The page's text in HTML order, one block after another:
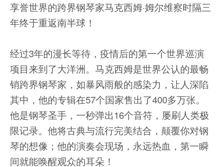
享誉世界的跨界钢琴家马克西姆·姆尔维察时隔三
年终于重返南半球！
经过3年的漫长等待，疫情后的第一个世界巡演
项目来到了大洋洲。马克西姆是世界公认的最畅
销跨界钢琴家，如暴风雨般的感染力，让人深陷
其中，他的专辑在57个国家售出了400多万张。
他是钢琴圣手，一秒弹出16个音符，屡刷人类极
限记录。他将古典与流行完美结合，颠覆你对钢
琴的想像；他的演奏会现场，永远热血，第一瞬
间就能唤醒观众的耳朵！